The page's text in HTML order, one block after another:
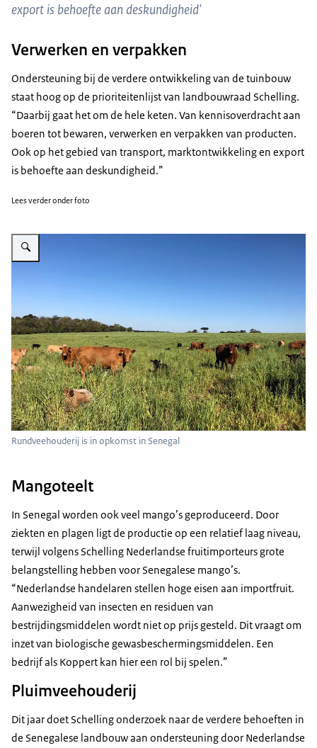
export is behoefte aan deskundigheid'
Verwerken en verpakken
Ondersteuning bij de verdere ontwikkeling van de tuinbouw
staat hoog op de prioriteitenlijst van landbouwraad Schelling.
“Daarbij gaat het om de hele keten. Van kennisoverdracht aan
boeren tot bewaren, verwerken en verpakken van producten.
Ook op het gebied van transport, marktontwikkeling en export
is behoefte aan deskundigheid.”
Lees verder onder foto
Vergroot afbeelding Rundveehouderij is in opkomst in Senegal
Rundveehouderij is in opkomst in Senegal
Mangoteelt
In Senegal worden ook veel mango’s geproduceerd. Door
ziekten en plagen ligt de productie op een relatief laag niveau,
terwijl volgens Schelling Nederlandse fruitimporteurs grote
belangstelling hebben voor Senegalese mango’s.
“Nederlandse handelaren stellen hoge eisen aan importfruit.
Aanwezigheid van insecten en residuen van
bestrijdingsmiddelen wordt niet op prijs gesteld. Dit vraagt om
inzet van biologische gewasbeschermingsmiddelen. Een
bedrijf als Koppert kan hier een rol bij spelen.”
Pluimveehouderij
Dit jaar doet Schelling onderzoek naar de verdere behoeften in
de Senegalese landbouw aan ondersteuning door Nederlandse